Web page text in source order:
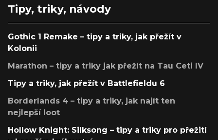
Tipy, triky, návody
Gothic 1 Remake – tipy a triky, jak přežít v
Kolonii
Marathon – tipy a triky jak přežít na Tau Ceti IV
Tipy a triky, jak přežít v Battlefieldu 6
Borderlands 4 – tipy a triky, jak najít ten
nejlepší loot
Hollow Knight: Silksong – tipy a triky pro přežití